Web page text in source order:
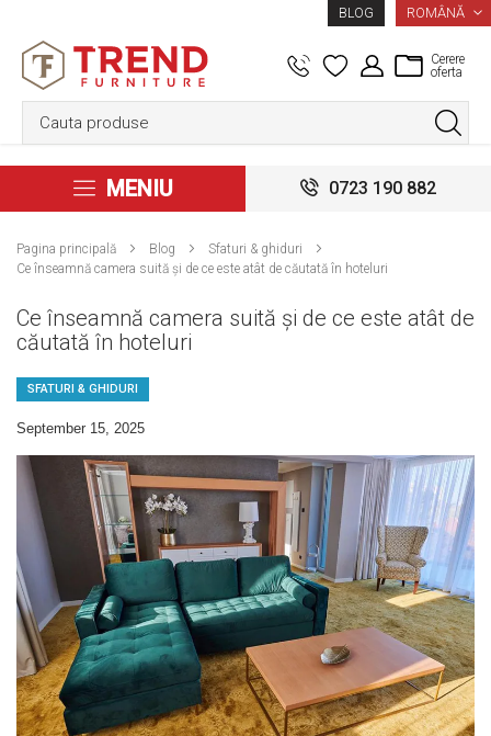
BLOG LIMBA
ROMÂNĂ
Cerere
oferta
MENIU 0723 190 882
Pagina principală Blog
Sfaturi & ghiduri
Ce înseamnă camera suită și de ce este atât de căutată în hoteluri
Ce înseamnă camera suită și de ce este atât de
căutată în hoteluri
SFATURI & GHIDURI
September 15, 2025